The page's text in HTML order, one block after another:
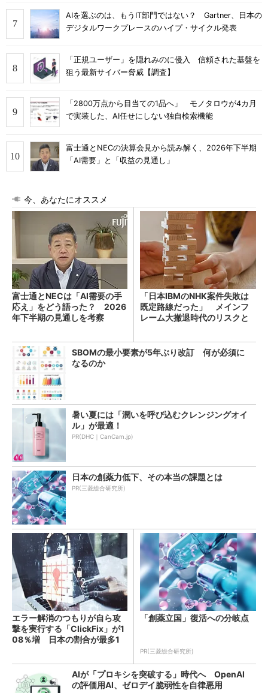
AIを選ぶのは、もうIT部門ではない？ Gartner、日本の
デジタルワークプレースのハイプ・サイクル発表
「正規ユーザー」を隠れみのに侵入 信頼された基盤を
狙う最新サイバー脅威【調査】
「2800万点から目当ての1品へ」 モノタロウが4カ月
で実装した、AI任せにしない独自検索機能
富士通とNECの決算会見から読み解く、2026年下半期
「AI需要」と「収益の見通し」
今、あなたにオススメ
富士通とNECは「AI需要の手
応え」をどう語った？ 2026
年下半期の見通しを考察
「日本IBMのNHK案件失敗は
既定路線だった」 メインフ
レーム大撤退時代のリスクと
SBOMの最小要素が5年ぶり改訂 何が必須に
なるのか
暑い夏には「潤いを呼び込むクレンジングオイ
ル」が最適！
PR(DHC｜CanCam.jp)
日本の創薬力低下、その本当の課題とは
PR(三菱総合研究所)
エラー解消のつもりが自ら攻
撃を実行する「ClickFix」が1
08％増 日本の割合が最多1
「創薬立国」復活への分岐点
PR(三菱総合研究所)
AIが「プロキシを突破する」時代へ OpenAI
の評価用AI、ゼロデイ脆弱性を自律悪用